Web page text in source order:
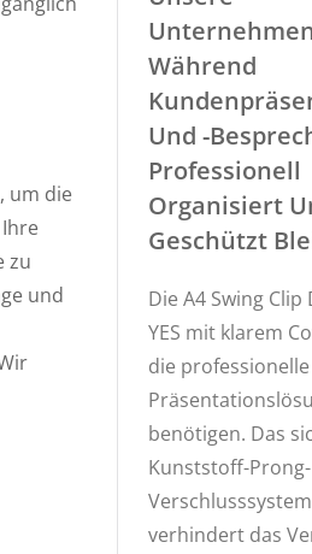
um die
zu
und
Während
Und -
Professionell
Organisiert
Geschützt
Die A4 Swing Clip
YES mit klarem
die professionelle
benötigen. Das
Kunststoff-Prong-
Verschlusssystem
verhindert das